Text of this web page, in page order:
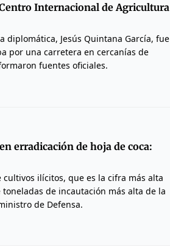
Internacional de Agricultura
Jesús Quintana García, fue
por una carretera en cercanías de
fuentes oficiales.
erradicación de hoja de coca:
cultivos ilícitos, que es la cifra más alta
de incautación más alta de la
de Defensa.